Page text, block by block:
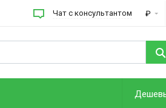
Чат с консультантом ₽